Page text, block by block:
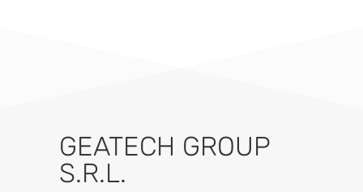
GEATECH GROUP
S.R.L.